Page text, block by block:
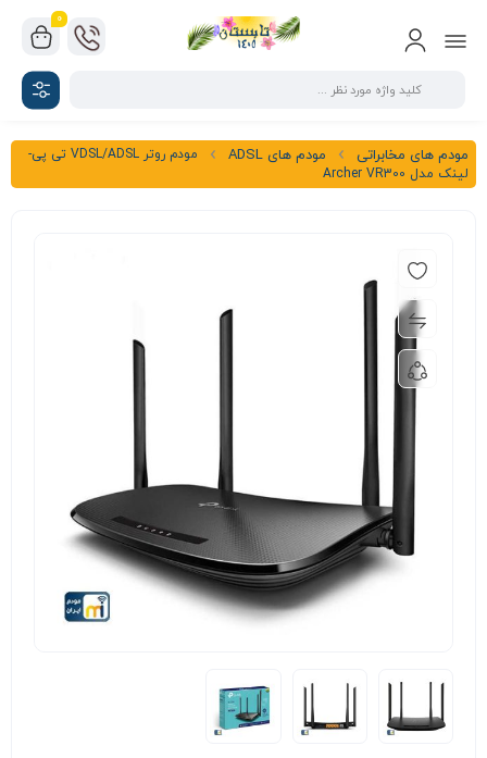
0
مودم های مخابراتی مودم های ADSL
مودم روتر VDSL/ADSL تی پی-
لینک مدل Archer VR300